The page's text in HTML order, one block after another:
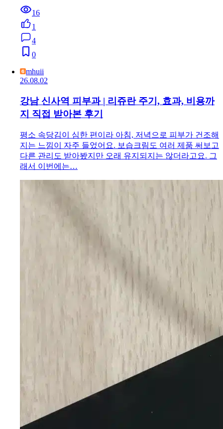
16
1
4
0
mhuii
26.08.02
강남 신사역 피부과 | 리쥬란 주기, 효과, 비용까
지 직접 받아본 후기
평소 속당김이 심한 편이라 아침, 저녁으로 피부가 건조해
지는 느낌이 자주 들었어요. 보습크림도 여러 제품 써보고
다른 관리도 받아봤지만 오래 유지되지는 않더라고요. 그
래서 이번에는…